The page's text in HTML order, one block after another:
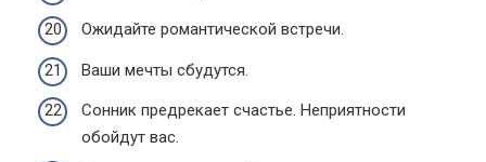
Ожидайте романтической встречи.
Ваши мечты сбудутся.
Сонник предрекает счастье. Неприятности
обойдут вас.